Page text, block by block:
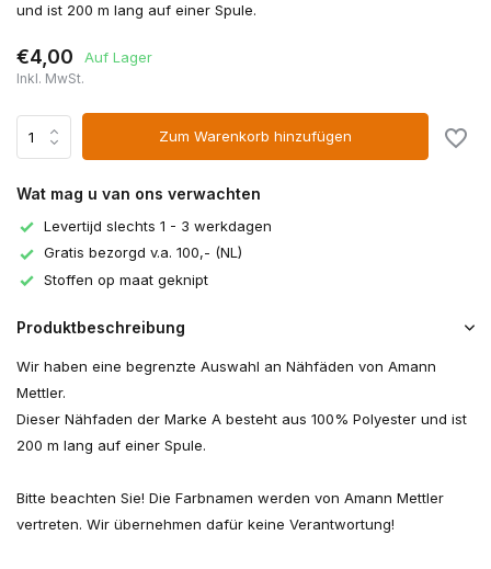
und ist 200 m lang auf einer Spule.
€4,00 Auf Lager
Inkl. MwSt.
Zum Warenkorb hinzufügen
Wat mag u van ons verwachten
Levertijd slechts 1 - 3 werkdagen
Gratis bezorgd v.a. 100,- (NL)
Stoffen op maat geknipt
Produktbeschreibung
Wir haben eine begrenzte Auswahl an Nähfäden von Amann
Mettler.
Dieser Nähfaden der Marke A besteht aus 100% Polyester und ist
200 m lang auf einer Spule.
Bitte beachten Sie! Die Farbnamen werden von Amann Mettler
vertreten. Wir übernehmen dafür keine Verantwortung!